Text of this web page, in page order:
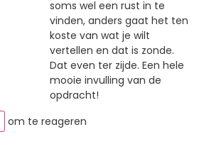
soms wel een rust in te
vinden, anders gaat het ten
koste van wat je wilt
vertellen en dat is zonde.
Dat even ter zijde. Een hele
mooie invulling van de
opdracht!
om te reageren